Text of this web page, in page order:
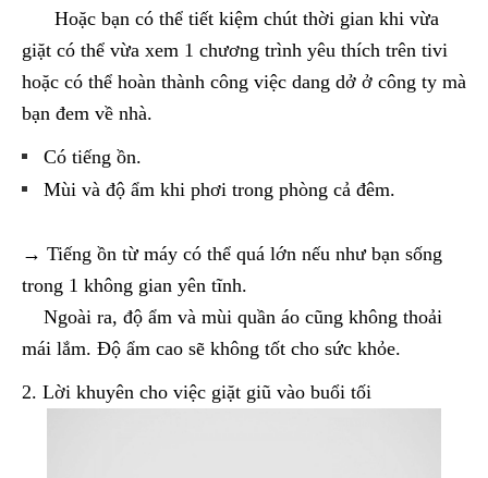
Hoặc bạn có thể tiết kiệm chút thời gian khi vừa
giặt có thể vừa xem 1 chương trình yêu thích trên tivi
hoặc có thể hoàn thành công việc dang dở ở công ty mà
bạn đem về nhà.
Có tiếng ồn.
Mùi và độ ẩm khi phơi trong phòng cả đêm.
→ Tiếng ồn từ máy có thể quá lớn nếu như bạn sống
trong 1 không gian yên tĩnh.
Ngoài ra, độ ẩm và mùi quần áo cũng không thoải
mái lắm. Độ ẩm cao sẽ không tốt cho sức khỏe.
2. Lời khuyên cho việc giặt giũ vào buổi tối